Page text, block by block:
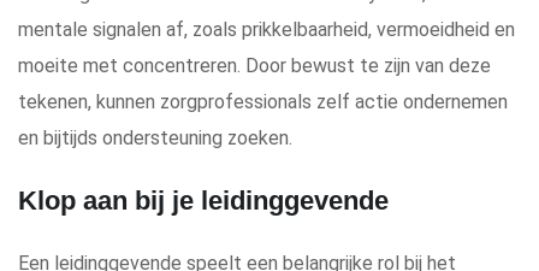
mentale signalen af, zoals prikkelbaarheid, vermoeidheid en
moeite met concentreren. Door bewust te zijn van deze
tekenen, kunnen zorgprofessionals zelf actie ondernemen
en bijtijds ondersteuning zoeken.
Klop aan bij je leidinggevende
Een leidinggevende speelt een belangrijke rol bij het